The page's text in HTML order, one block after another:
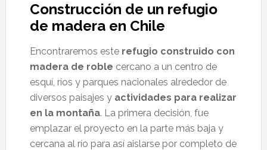
Construcción de un refugio
de madera en Chile
Encontraremos este refugio construido con
madera de roble cercano a un centro de
esquí, ríos y parques nacionales alrededor de
diversos paisajes y actividades para realizar
en la montaña. La primera decisión, fue
emplazar el proyecto en la parte más baja y
cercana al río para así aislarse por completo de